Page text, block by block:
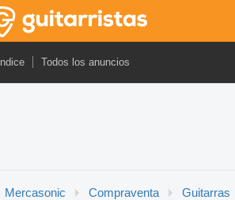
Índice Todos los anuncios
Mercasonic Compraventa Guitarras